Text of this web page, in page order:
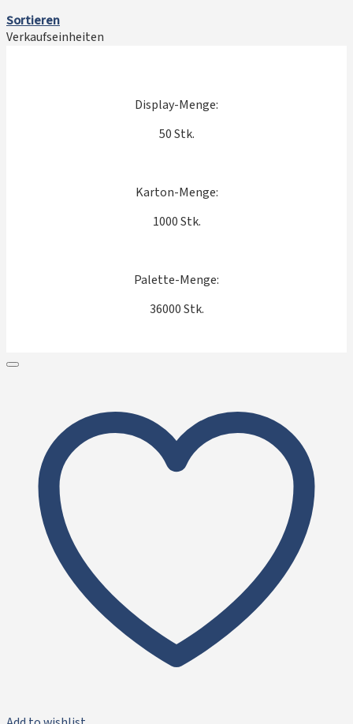
Sortieren
Verkaufseinheiten
Display-Menge:
50 Stk.
Karton-Menge:
1000 Stk.
Palette-Menge:
36000 Stk.